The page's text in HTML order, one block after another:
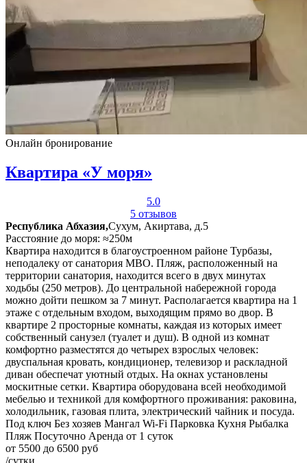
Онлайн бронирование
Квартира «У моря»
5.0
5 отзывов
Республика Абхазия,Сухум, Акиртава, д.5
Расстояние до моря: ≈250м
Квартира находится в благоустроенном районе Турбазы,
неподалеку от санатория МВО. Пляж, расположенный на
территории санатория, находится всего в двух минутах
ходьбы (250 метров). До центральной набережной города
можно дойти пешком за 7 минут. Располагается квартира на 1
этаже с отдельным входом, выходящим прямо во двор. В
квартире 2 просторные комнаты, каждая из которых имеет
собственный санузел (туалет и душ). В одной из комнат
комфортно разместятся до четырех взрослых человек:
двуспальная кровать, кондиционер, телевизор и раскладной
диван обеспечат уютный отдых. На окнах установлены
москитные сетки. Квартира оборудована всей необходимой
мебелью и техникой для комфортного проживания: раковина,
холодильник, газовая плита, электрический чайник и посуда.
Под ключ Без хозяев Мангал Wi-Fi Парковка Кухня Рыбалка
Пляж Посуточно Аренда от 1 суток
от 5500 до 6500 руб
/сутки